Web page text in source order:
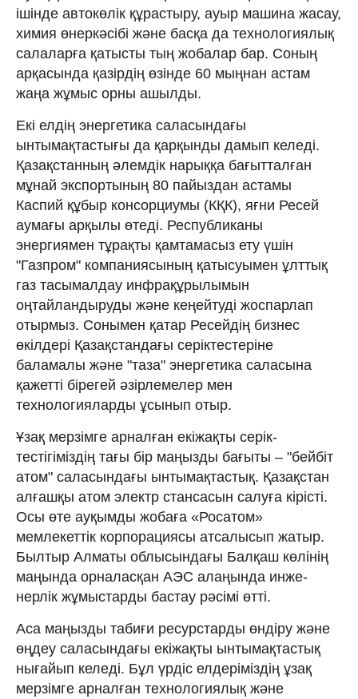
ішінде автокөлік құрастыру, ауыр машина жасау,
химия өнеркәсібі және басқа да технологиялық
салаларға қатысты тың жобалар бар. Соның
арқасында қазірдің өзінде 60 мыңнан астам
жаңа жұмыс орны ашылды.
Екі елдің энергетика саласындағы
ынтымақтастығы да қарқынды дамып келеді.
Қазақстанның әлемдік нарыққа бағытталған
мұнай экспортының 80 пайыздан астамы
Каспий құбыр консорциумы (КҚК), яғни Ресей
аумағы арқылы өтеді. Республиканы
энергиямен тұрақты қамтамасыз ету үшін
"Газпром" компаниясының қатысуымен ұлттық
газ тасымалдау инфрақұрылымын
оңтайландыруды және кеңейтуді жоспарлап
отырмыз. Сонымен қатар Ресейдің бизнес
өкілдері Қазақстандағы серіктестеріне
баламалы және "таза" энергетика саласына
қажетті бірегей әзірлемелер мен
технологияларды ұсынып отыр.
Ұзақ мерзімге арналған екіжақты серік­
тестігіміздің тағы бір маңызды бағыты – "бейбіт
атом" саласындағы ынтымақтастық. Қазақстан
алғашқы атом электр стансасын салуға кірісті.
Осы өте ауқымды жобаға «Росатом»
мемлекеттік корпорациясы атса­лысып жатыр.
Былтыр Алматы об­лысындағы Балқаш көлінің
маңын­да орналасқан АЭС алаңында инже­
нерлік жұмыстарды бастау рәсімі өтті.
Аса маңызды табиғи ресурстарды өндіру және
өңдеу саласындағы екіжақты ынтымақтастық
нығайып келеді. Бұл үрдіс елдеріміздің ұзақ
мерзімге арналған технологиялық және